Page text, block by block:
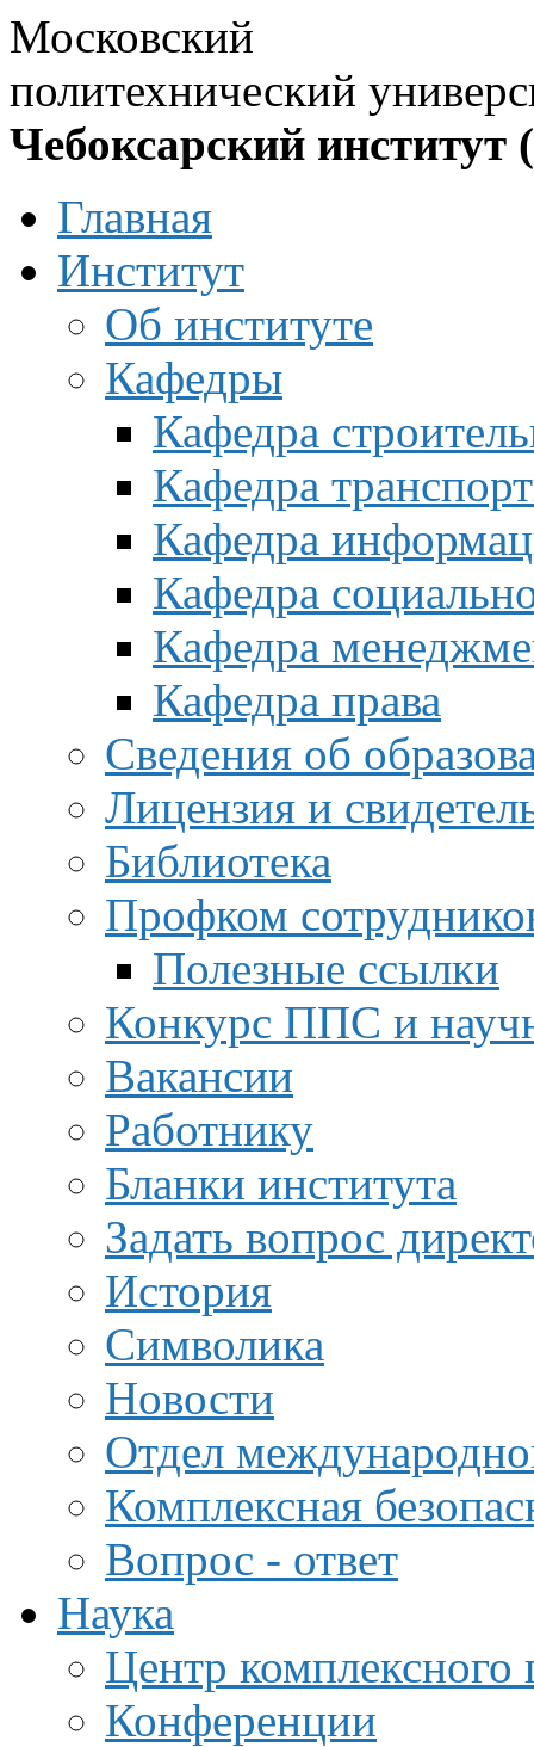
Московский
политехнический
Чебоксарский институт
Главная
Институт
Об институте
Кафедры
Кафедра
Кафедра
Кафедра
Кафедра
Кафедра
Кафедра права
Сведения об
Лицензия и
Библиотека
Профком
Полезные ссылки
Конкурс ППС и
Вакансии
Работнику
Бланки института
Задать вопрос
История
Символика
Новости
Отдел
Комплексная
Вопрос - ответ
Наука
Центр
Конференции